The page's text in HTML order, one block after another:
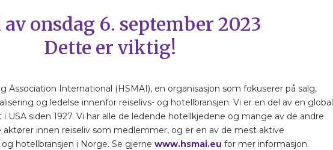
onsdag 6. september 2023
Dette er viktig!
Association International (HSMAI), en organisasjon som fokuserer på salg,
og ledelse innenfor reiselivs- og hotellbransjen. Vi er en del av en global
USA siden 1927. Vi har alle de ledende hotellkjedene og mange av de andre
innen reiseliv som medlemmer, og er en av de mest aktive
hotellbransjen i Norge. Se gjerne www.hsmai.eu for mer informasjon.